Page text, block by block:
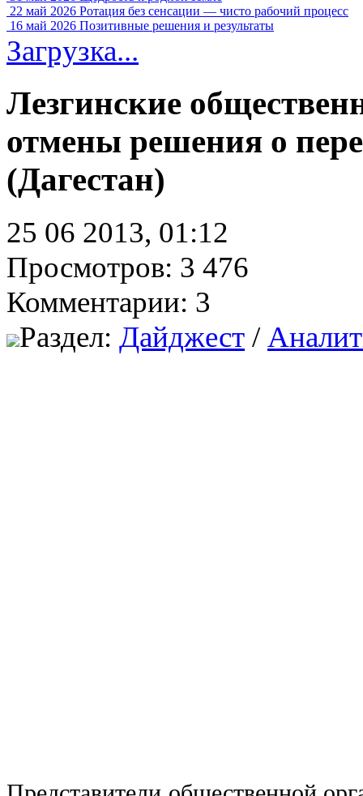
22 май 2026 Ротация без сенсации — чисто рабочий процесс
16 май 2026 Позитивные решения и результаты
Загрузка...
Лезгинские
отмены решения о
(Дагестан)
25 06 2013, 01:12
Просмотров: 3 476
Комментарии: 3
Раздел: Дайджест /